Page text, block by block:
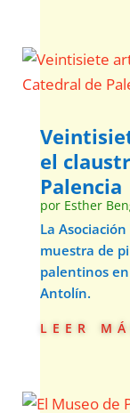
el
Palencia
por Esther
La
muestra de
palentinos
Antolín.
leer